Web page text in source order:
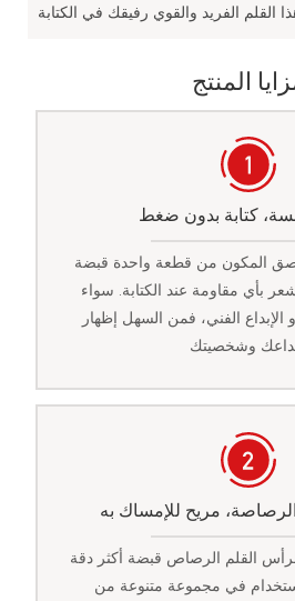
المنتج
كتابة بدون ضغط
المكون من قطعة واحدة قبضة
بأي مقاومة عند الكتابة. سواء
الإبداع الفني، فمن السهل إظهار
مريح للإمساك به
لرأس القلم الرصاص قبضة أكثر دقة
في مجموعة متنوعة من